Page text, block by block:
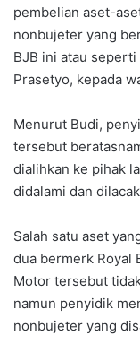
pembelian aset-
nonbujeter yang
BJB ini atau seperti
Prasetyo, kepada
Menurut Budi,
tersebut
dialihkan ke pihak
didalami dan
Salah satu aset
dua bermerk Royal
Motor tersebut
namun penyidik
nonbujeter yang